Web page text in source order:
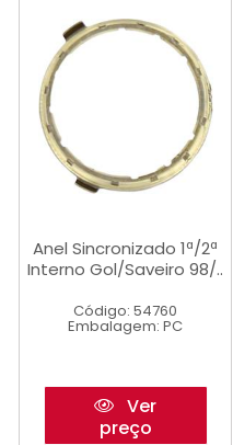
Anel Sincronizado 1ª/2ª
Interno Gol/Saveiro 98/..
Código: 54760
Embalagem: PC
Ver
preço